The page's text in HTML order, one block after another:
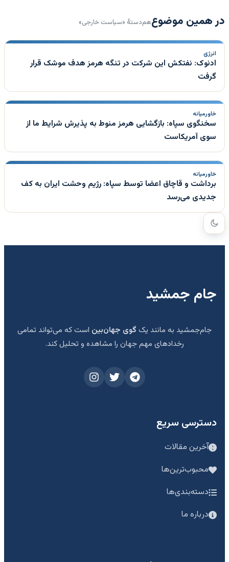
در همین موضوعهم‌دستهٔ «سیاست خارجی»
انرژی
ادنوک: نفتکش این شرکت در تنگه هرمز هدف موشک قرار
گرفت
خاورمیانه
سخنگوی سپاه: بازگشایی هرمز منوط به پذیرش شرایط ما از
سوی آمریکاست
خاورمیانه
برداشت و قاچاق اعضا توسط سپاه: رژیم وحشت ایران به کف
جدیدی می‌رسد
جام جمشید
جام‌جمشید به مانند یک گوی جهان‌بین است که می‌تواند تمامی
رخدادهای مهم جهان را مشاهده و تحلیل کند.
دسترسی سریع
آخرین مقالات
محبوب‌ترین‌ها
دسته‌بندی‌ها
درباره ما